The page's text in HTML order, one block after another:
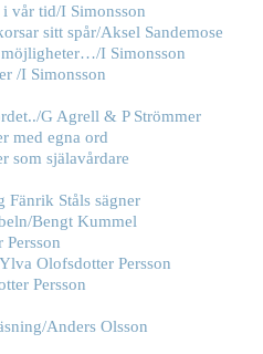
vår tid/I Simonsson
sitt spår/Aksel Sandemose
I Simonsson
/I Simonsson
G Agrell & P Strömmer
med egna ord
som själavårdare
Fänrik Ståls sägner
Bengt Kummel
Olofsdotter Persson
Persson
Anders Olsson